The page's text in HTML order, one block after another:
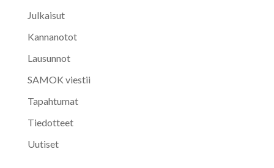
Julkaisut
Kannanotot
Lausunnot
SAMOK viestii
Tapahtumat
Tiedotteet
Uutiset